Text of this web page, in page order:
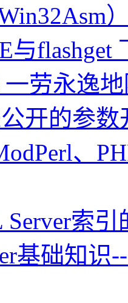
与flashget
一劳永逸
开的参数
、
Server索
基础知识